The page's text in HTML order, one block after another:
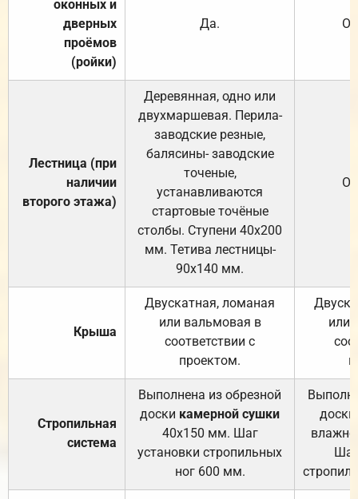
оконных и
дверных
проёмов
(ройки)
Да.
Лестница (при
наличии
второго этажа)
Деревянная, одно или
двухмаршевая. Перила-
заводские резные,
балясины- заводские
точеные,
устанавливаются
стартовые точёные
столбы. Ступени 40х200
мм. Тетива лестницы-
90х140 мм.
Крыша
Двускатная, ломаная
или вальмовая в
соответствии с
проектом.
или
Стропильная
система
Выполнена из обрезной
доски камерной сушки
40х150 мм. Шаг
установки стропильных
ног 600 мм.
доски